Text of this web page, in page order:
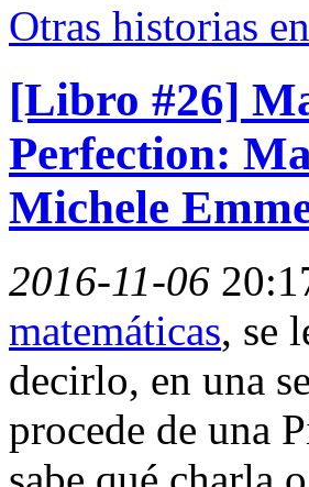
Otras historias
[Libro #26]
Perfection:
Michele
2016-11-06
matemáticas, se
decirlo, en una
procede de una